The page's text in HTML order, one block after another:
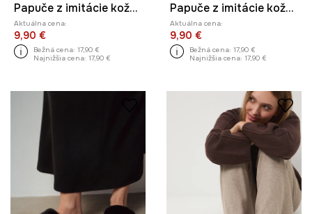
Papuče z imitácie kožušiny
Aktuálna cena:
9,90 €
Bežná cena: 17,90 €
Najnižšia cena: 17,90 €
Papuče z imitácie kožušiny
Aktuálna cena:
9,90 €
Bežná cena: 17,90 €
Najnižšia cena: 17,90 €